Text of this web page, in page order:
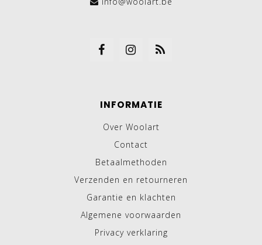
INFORMATIE
Over Woolart
Contact
Betaalmethoden
Verzenden en retourneren
Garantie en klachten
Algemene voorwaarden
Privacy verklaring